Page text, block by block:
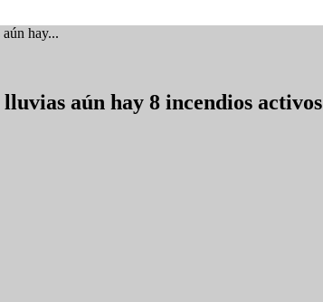
hay...
aún hay 8 incendios activos